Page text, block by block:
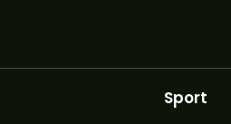
Sport